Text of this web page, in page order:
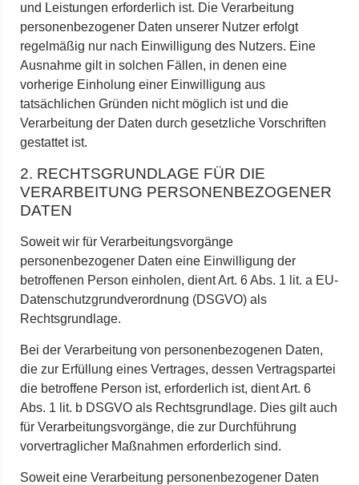
und Leistungen erforderlich ist. Die Verarbeitung
personenbezogener Daten unserer Nutzer erfolgt
regelmäßig nur nach Einwilligung des Nutzers. Eine
Ausnahme gilt in solchen Fällen, in denen eine
vorherige Einholung einer Einwilligung aus
tatsächlichen Gründen nicht möglich ist und die
Verarbeitung der Daten durch gesetzliche Vorschriften
gestattet ist.
2. RECHTSGRUNDLAGE FÜR DIE
VERARBEITUNG PERSONENBEZOGENER
DATEN
Soweit wir für Verarbeitungsvorgänge
personenbezogener Daten eine Einwilligung der
betroffenen Person einholen, dient Art. 6 Abs. 1 lit. a EU-
Datenschutzgrundverordnung (DSGVO) als
Rechtsgrundlage.
Bei der Verarbeitung von personenbezogenen Daten,
die zur Erfüllung eines Vertrages, dessen Vertragspartei
die betroffene Person ist, erforderlich ist, dient Art. 6
Abs. 1 lit. b DSGVO als Rechtsgrundlage. Dies gilt auch
für Verarbeitungsvorgänge, die zur Durchführung
vorvertraglicher Maßnahmen erforderlich sind.
Soweit eine Verarbeitung personenbezogener Daten